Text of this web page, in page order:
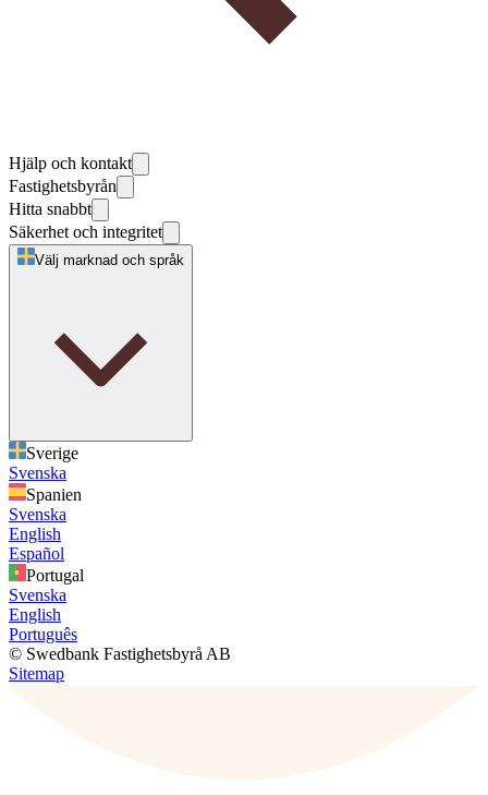
Hjälp och kontakt
Fastighetsbyrån
Hitta snabbt
Säkerhet och integritet
Välj marknad och språk
Sverige
Svenska
Spanien
Svenska
English
Español
Portugal
Svenska
English
Português
© Swedbank Fastighetsbyrå AB
Sitemap